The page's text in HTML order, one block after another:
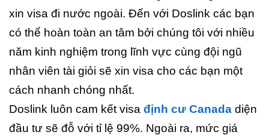
xin visa đi nước ngoài. Đến với Doslink các bạn
có thể hoàn toàn an tâm bởi chúng tôi với nhiều
năm kinh nghiệm trong lĩnh vực cùng đội ngũ
nhân viên tài giỏi sẽ xin visa cho các bạn một
cách nhanh chóng nhất.
Doslink luôn cam kết visa định cư Canada diện
đầu tư sẽ đỗ với tỉ lệ 99%. Ngoài ra, mức giá